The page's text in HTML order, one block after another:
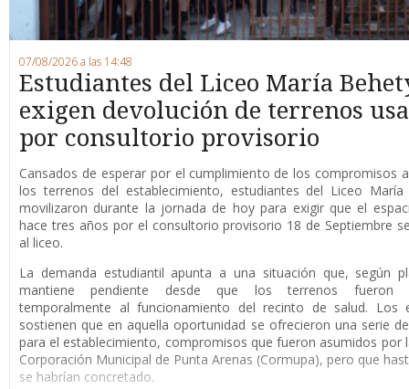
07/08/2026 a las 14:48
Estudiantes del Liceo María
exigen devolución de terrenos
por consultorio provisorio
Cansados de esperar por el cumplimiento de los compromisos
los terrenos del establecimiento, estudiantes del Liceo
movilizaron durante la jornada de hoy para exigir que el
hace tres años por el consultorio provisorio 18 de Septiembre
al liceo.
La demanda estudiantil apunta a una situación que, según
mantiene pendiente desde que los terrenos fueron
temporalmente al funcionamiento del recinto de salud. Los
sostienen que en aquella oportunidad se ofrecieron una serie
para el establecimiento, compromisos que fueron asumidos por
Corporación Municipal de Punta Arenas (Cormupa), pero que
se habrían concretado.